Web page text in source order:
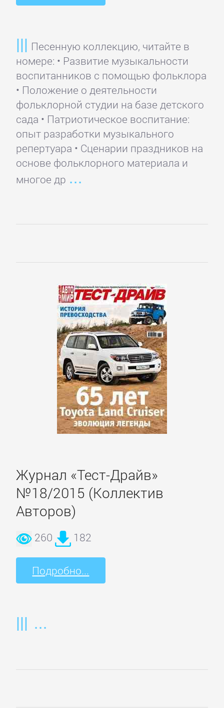
Песенную коллекцию, читайте в
номере: • Развитие музыкальности
воспитанников с помощью фольклора
• Положение о деятельности
фольклорной студии на базе детского
сада • Патриотическое воспитание:
опыт разработки музыкального
репертуара • Сценарии праздников на
основе фольклорного материала и
многое др
Журнал «Тест-Драйв»
№18/2015 (Коллектив
Авторов)
260 182
Подробно...
Банковское
дело
Бухучет,
налогообложение,
аудит
ВЭД
Зарубежная
Корпоративная
культура
финансы
Маркетинг,
Недвижимость
бизнесе
популярно
карьера